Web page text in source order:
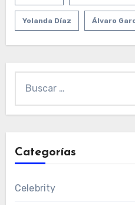
Yolanda Díaz Álvaro
Categorías
Celebrity